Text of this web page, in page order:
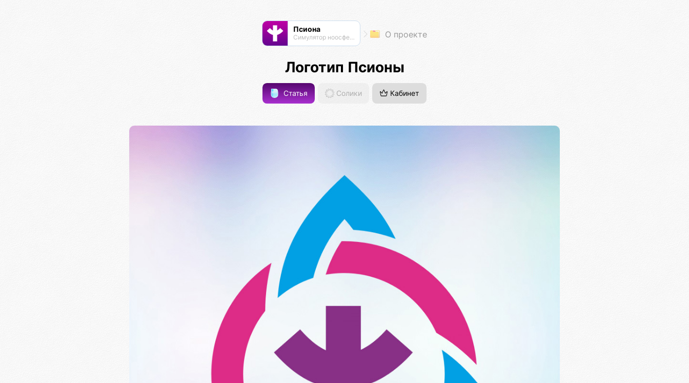
Псиона
Cимулятор ноосферы О проекте
Логотип Псионы
Статья Солики Кабинет